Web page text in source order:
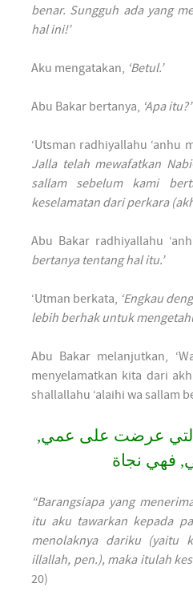
benar. Sungguh ada yang
hal ini!’
Aku mengatakan, ‘Betul.’
Abu Bakar bertanya, ‘Apa itu?’
‘Utsman radhiyallahu ‘anhu
Jalla telah mewafatkan
sallam sebelum kami
keselamatan dari perkara
Abu Bakar radhiyallahu
bertanya tentang hal itu.’
‘Utman berkata, ‘Engkau
lebih berhak untuk
Abu Bakar melanjutkan,
menyelamatkan kita dari
shallallahu ‘alaihi wa sallam
التي عرضت على عمي,
فهي نجاة
“Barangsiapa yang
itu aku tawarkan kepada
menolaknya dariku (yaitu
illallah, pen.), maka itulah
20)